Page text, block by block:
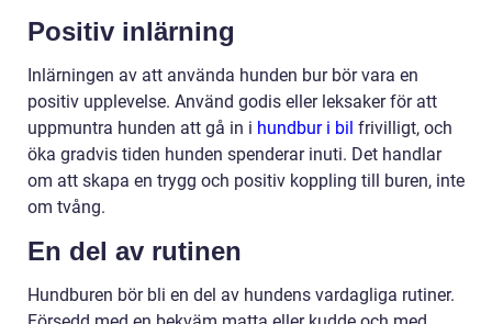
Positiv inlärning
Inlärningen av att använda hunden bur bör vara en
positiv upplevelse. Använd godis eller leksaker för att
uppmuntra hunden att gå in i hundbur i bil frivilligt, och
öka gradvis tiden hunden spenderar inuti. Det handlar
om att skapa en trygg och positiv koppling till buren, inte
om tvång.
En del av rutinen
Hundburen bör bli en del av hundens vardagliga rutiner.